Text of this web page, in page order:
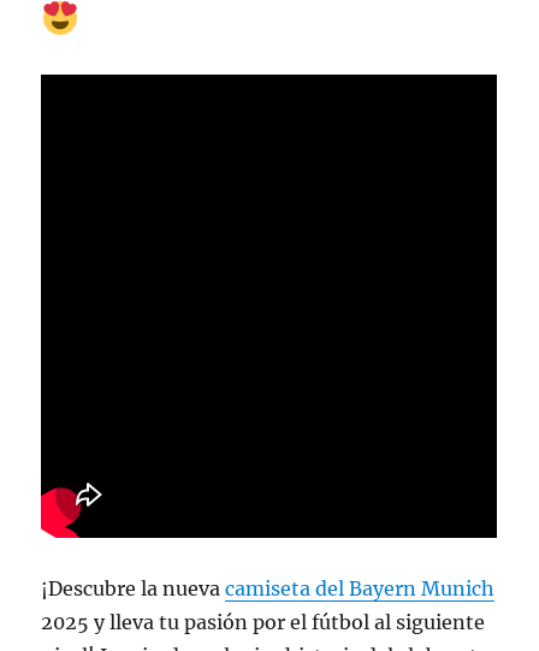
¡Descubre la nuevacamiseta del Bayern Munich
2025 y lleva tu pasión por el fútbol al siguiente